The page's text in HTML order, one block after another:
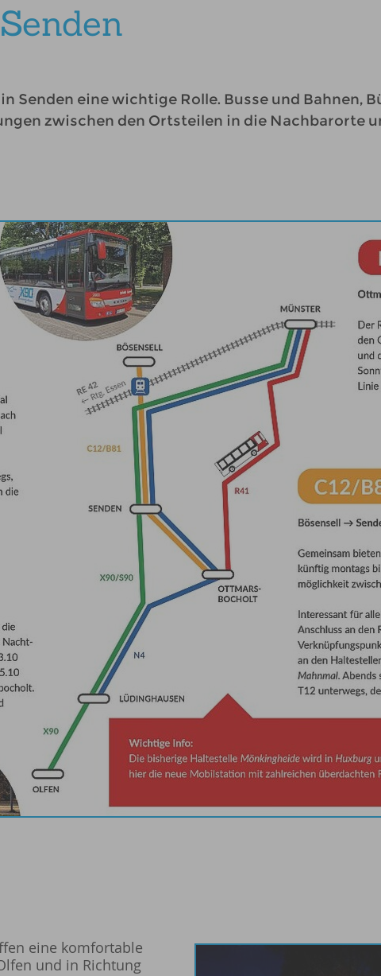
Senden eine wichtige Rolle. Busse und Bahnen,
zwischen den Ortsteilen in die Nachbarorte
eine komfortable
und in Richtung